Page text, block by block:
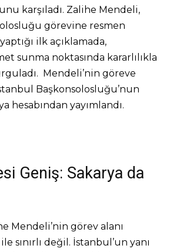
karşıladı. Zalihe Mendeli,
görevine resmen
ilk açıklamada,
sunma noktasında kararlılıkla
Mendeli’nin göreve
Başkonsolosluğu’nun
hesabından yayımlandı.
Geniş: Sakarya da
Mendeli’nin görev alanı
sınırlı değil. İstanbul’un yanı